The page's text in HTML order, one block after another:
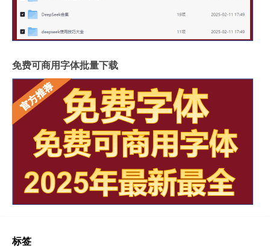
免费可商用字体批量下载
标签